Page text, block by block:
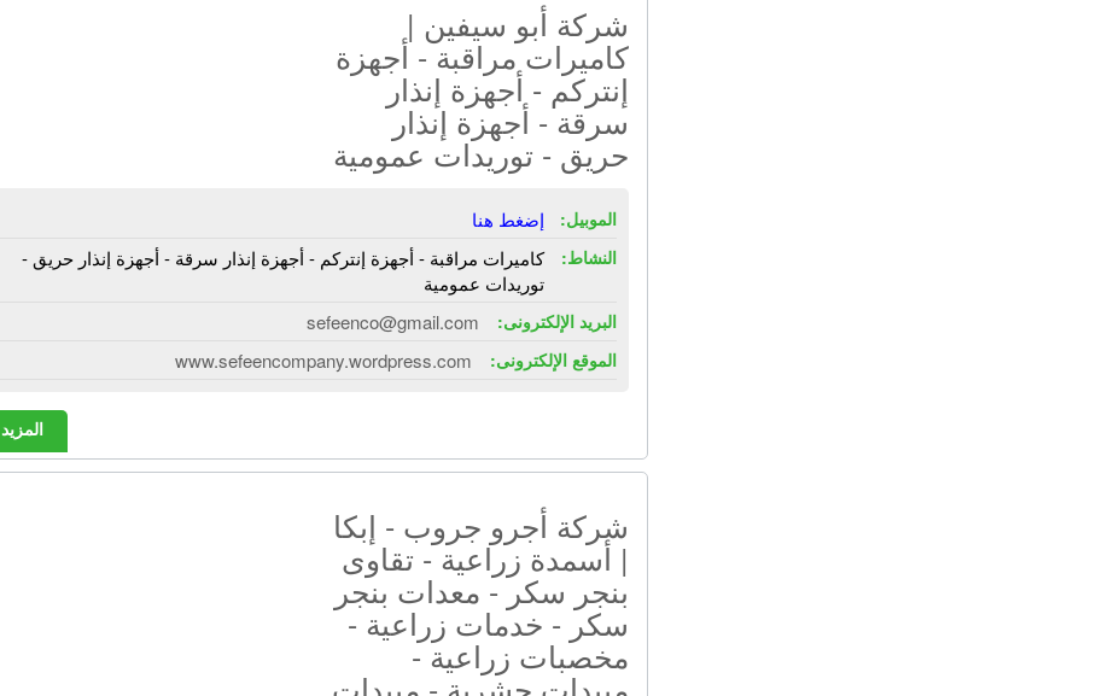
شركة أبو سيفين |
كاميرات مراقبة - أجهزة
إنتركم - أجهزة إنذار
سرقة - أجهزة إنذار
حريق - توريدات عمومية
الموبيل: إضغط هنا
النشاط:
كاميرات مراقبة - أجهزة إنتركم - أجهزة إنذار سرقة - أجهزة إنذار حريق -
توريدات عمومية
البريد الإلكترونى: sefeenco@gmail.com
الموقع الإلكترونى: www.sefeencompany.wordpress.com
المزيد
شركة أجرو جروب - إبكا
| أسمدة زراعية - تقاوى
بنجر سكر - معدات بنجر
سكر - خدمات زراعية -
مخصبات زراعية -